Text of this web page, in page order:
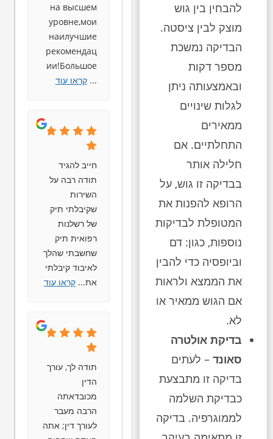
להבחין בין גוש
מוצק לבין ציסטה.
הבדיקה נמשכת
מספר דקות
ובאמצעותה ניתן
לגלות שינויים
ממאירים
התחלתיים.אם
חלילה אותר
בבדיקה זו גוש, על
הרופא להפנות את
המטופלת לבדיקות
נוספות, כגון: דם
וביופסיה כדי להבין
את הממצא ולראות
אם הגוש ממאיר או
לא.
בדיקת אולטרה
סאונד – לעתים
בדיקה זו מתבצעת
כבדיקת השלמה
לממוגרפיה. בדיקה
на высшем
уровне,мои
наилучшие
рекомендац
ии!Большое
...קראו עוד
חייב להגיד
תודה רבה על
השירות
שקיבלתי תיק
של רשלנות
רפואית תיק
שחשבתי שהלך
לאיבוד קיבלתי
את...קראו עוד
תודה לך, עורך
הדין
מכובדאתה
הרבה מעבר
לעורך דין; אתה